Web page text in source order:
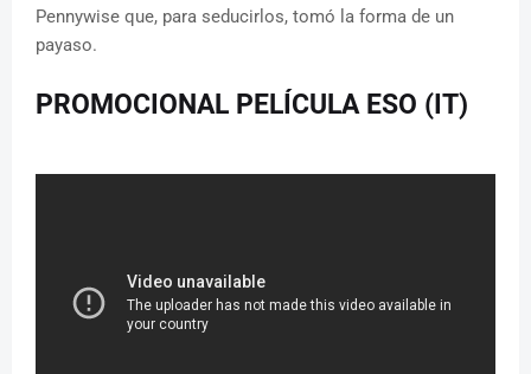
Pennywise que, para seducirlos, tomó la forma de un
payaso.
PROMOCIONAL PELÍCULA ESO (IT)